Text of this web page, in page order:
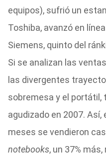
equipos), sufrió un
Toshiba, avanzó en
Siemens, quinto del
Si se analizan las
las divergentes
sobremesa y el portátil,
agudizado en 2007.
meses se vendieron
notebooks, un 37%